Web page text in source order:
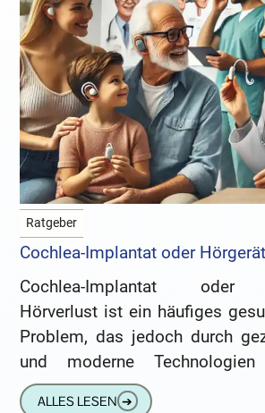
Ratgeber
Cochlea-Implantat oder
Cochlea-Implantat oder
Hörverlust ist ein häufiges
Problem, das jedoch durch
und moderne Technologien
behandelt werden kann.
ALLES LESEN ➔